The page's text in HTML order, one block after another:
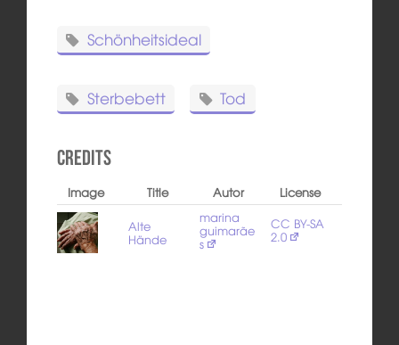
Schönheitsideal
Sterbebett Tod
Credits
Image Title Autor
License
Alte
Hände
marina
guimarãe
s
CC BY-SA
2.0